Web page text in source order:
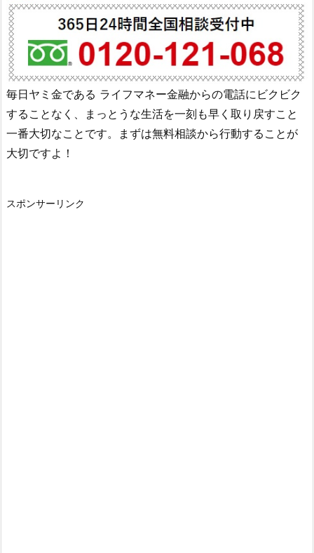
毎日ヤミ金である ライフマネー金融からの電話にビクビク
することなく、まっとうな生活を一刻も早く取り戻すこと
一番大切なことです。まずは無料相談から行動することが
大切ですよ！
スポンサーリンク